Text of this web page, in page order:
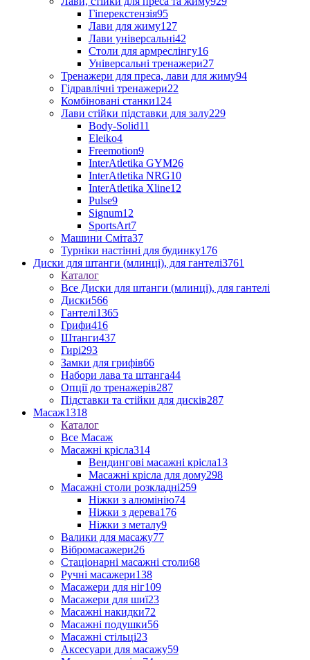
Гіперекстензія95
Лави для жиму127
Лави універсальні42
Столи для армреслінгу16
Універсальні тренажери27
Тренажери для преса, лави для жиму94
Гідравлічні тренажери22
Комбіновані станки124
Лави стійки підставки для залу229
Body-Solid11
Eleiko4
Freemotion9
InterAtletika GYM26
InterAtletika NRG10
InterAtletika Xline12
Pulse9
Signum12
SportsArt7
Машини Сміта37
Турніки настінні для будинку176
Диски для штанги (млинці), для гантелі3761
Каталог
Все Диски для штанги (млинці), для гантелі
Диски566
Гантелі1365
Грифи416
Штанги437
Гирі293
Замки для грифів66
Набори лава та штанга44
Опції до тренажерів287
Підставки та стійки для дисків287
Масаж1318
Каталог
Все Масаж
Масажні крісла314
Вендингові масажні крісла13
Масажні крісла для дому298
Масажні столи розкладні259
Ніжки з алюмінію74
Ніжки з дерева176
Ніжки з металу9
Валики для масажу77
Вібромасажери26
Стаціонарні масажні столи68
Ручні масажери138
Масажери для ніг109
Масажери для шиї23
Масажні накидки72
Масажні подушки56
Масажні стільці23
Аксесуари для масажу59